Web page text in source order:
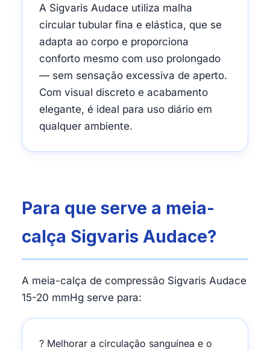
A Sigvaris Audace utiliza malha
circular tubular fina e elástica, que se
adapta ao corpo e proporciona
conforto mesmo com uso prolongado
— sem sensação excessiva de aperto.
Com visual discreto e acabamento
elegante, é ideal para uso diário em
qualquer ambiente.
Para que serve a meia-
calça Sigvaris Audace?
A meia-calça de compressão Sigvaris Audace
15-20 mmHg serve para:
? Melhorar a circulação sanguínea e o